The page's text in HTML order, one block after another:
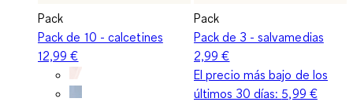
Pack
Pack de 10 - calcetines
12,99 €
Pack
Pack de 3 - salvamedias
2,99 €
El precio más bajo de los
últimos 30 días: 5,99 €